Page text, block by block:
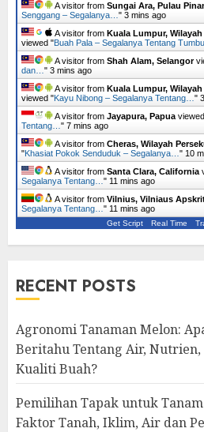
A visitor from Sungai Ara, Pulau
Senggang – Segalanya… " 3 mins ago
A visitor from Kuala Lumpur,
viewed "Buah Pala – Segalanya Tentang
A visitor from Shah Alam, Selangor
dan… " 3 mins ago
A visitor from Kuala Lumpur,
viewed "Kayu Nibong – Segalanya Tentang… "
A visitor from Jayapura, Papua
Tentang… " 7 mins ago
A visitor from Cheras, Wilayah
"Khasiat Pokok Senduduk – Segalanya… " 10
A visitor from Santa Clara, California
Segalanya Tentang… " 11 mins ago
A visitor from Vilnius, Vilniaus
Segalanya Tentang… " 11 mins ago
Get Script Real Time
RECENT POSTS
Agronomi Tanaman Melon:
Beritahu Tentang Air, Nutrien,
Kualiti Buah?
Pemilihan Tapak untuk
Faktor Tanah, Iklim, Air dan